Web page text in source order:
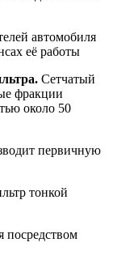
автомобиля
её работы
Сетчатый
фракции
около 50
первичную
тонкой
посредством